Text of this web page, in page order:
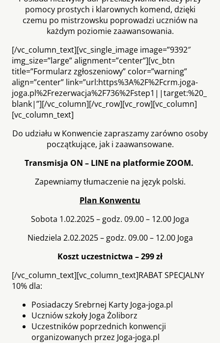
pomocy prostych i klarownych komend, dzięki
czemu po mistrzowsku poprowadzi uczniów na
każdym poziomie zaawansowania.
[/vc_column_text][vc_single_image image=”9392″
img_size=”large” alignment=”center”][vc_btn
title=”Formularz zgłoszeniowy” color=”warning”
align=”center” link=”url:https%3A%2F%2Fcrm.joga-
joga.pl%2Frezerwacja%2F736%2Fstep1||target:%20_
blank|”][/vc_column][/vc_row][vc_row][vc_column]
[vc_column_text]
Do udziału w Konwencie zapraszamy zarówno osoby
początkujące, jak i zaawansowane.
Transmisja ON – LINE na platformie ZOOM.
Zapewniamy tłumaczenie na język polski.
Plan Konwentu
Sobota 1.02.2025 – godz. 09.00 – 12.00 Joga
Niedziela 2.02.2025 – godz. 09.00 – 12.00 Joga
Koszt uczestnictwa – 299 zł
[/vc_column_text][vc_column_text]RABAT SPECJALNY
10% dla:
Posiadaczy Srebrnej Karty Joga-joga.pl
Uczniów szkoły Joga Żoliborz
Uczestników poprzednich konwencji
organizowanych przez Joga-joga.pl